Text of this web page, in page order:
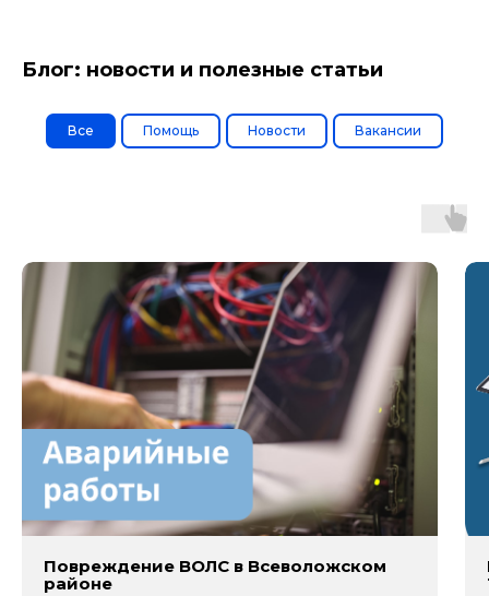
Блог: новости и полезные статьи
Все Помощь Новости Вакансии
Повреждение ВОЛС в Всеволожском
районе